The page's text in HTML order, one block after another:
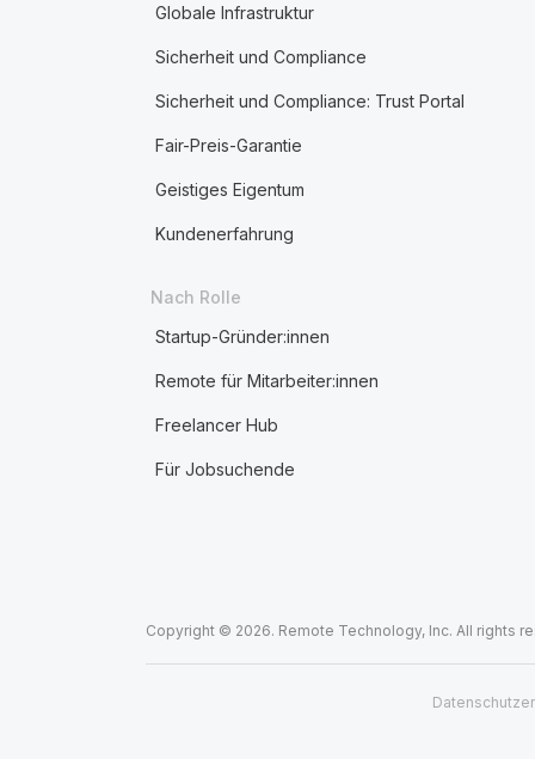
Globale Infrastruktur
Sicherheit und Compliance
Sicherheit und Compliance: Trust Portal
Fair-Preis-Garantie
Geistiges Eigentum
Kundenerfahrung
Nach Rolle
Startup-Gründer:innen
Remote für Mitarbeiter:innen
Freelancer Hub
Für Jobsuchende
Copyright © 2026. Remote Technology, Inc. All rights